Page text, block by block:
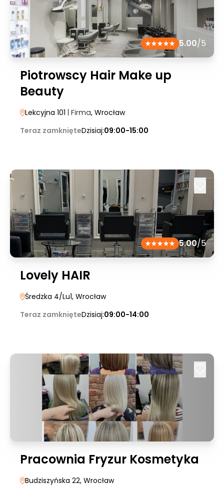
5.00/5
Piotrowscy Hair Make up
Beauty
Lekcyjna 101 | Firma, Wrocław
Teraz zamknięteDzisiaj:09:00-15:00
5.00/5
Lovely HAIR
Średzka 4/Lu1, Wrocław
Teraz zamknięteDzisiaj:09:00-14:00
Pracownia Fryzur Kosmetyka
Budziszyńska 22, Wrocław